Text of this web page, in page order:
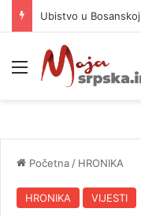
Meni
Početna / HRONIKA
HRONIKA VIJESTI